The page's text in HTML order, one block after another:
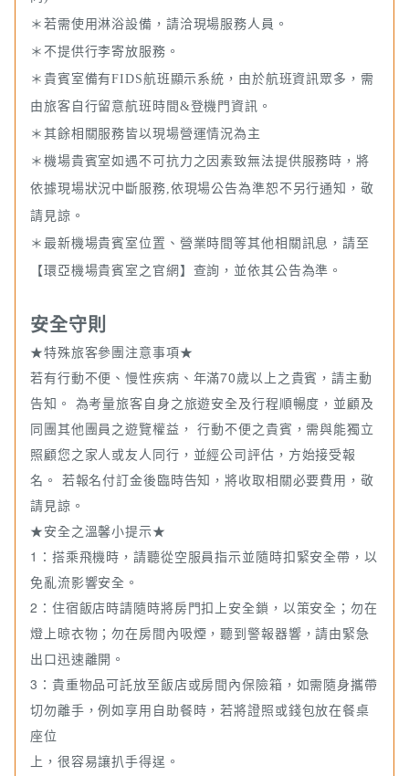
＊若需使用淋浴設備，請洽現場服務人員。
＊不提供行李寄放服務。
＊貴賓室備有FIDS航班顯示系統，由於航班資訊眾多，需
由旅客自行留意航班時間&登機門資訊。
＊其餘相關服務皆以現場營運情況為主
＊機場貴賓室如遇不可抗力之因素致無法提供服務時，將
依據現場狀況中斷服務,依現場公告為準恕不另行通知，敬
請見諒。
＊最新機場貴賓室位置、營業時間等其他相關訊息，請至
【環亞機場貴賓室之官網】 查詢，並依其公告為準。
安全守則
★特殊旅客參團注意事項★
若有行動不便、慢性疾病、年滿70歲以上之貴賓，請主動
告知。 為考量旅客自身之旅遊安全及行程順暢度，並顧及
同團其他團員之遊覽權益， 行動不便之貴賓，需與能獨立
照顧您之家人或友人同行，並經公司評估，方始接受報
名。 若報名付訂金後臨時告知，將收取相關必要費用，敬
請見諒。
★安全之溫馨小提示★
1：搭乘飛機時，請聽從空服員指示並隨時扣緊安全帶，以
免亂流影響安全。
2：住宿飯店時請隨時將房門扣上安全鎖，以策安全；勿在
燈上晾衣物；勿在房間內吸煙，聽到警報器響，請由緊急
出口迅速離開。
3：貴重物品可託放至飯店或房間內保險箱，如需隨身攜帶
切勿離手，例如享用自助餐時，若將證照或錢包放在餐桌
座位
上，很容易讓扒手得逞。